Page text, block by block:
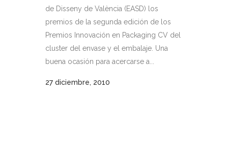
de Disseny de València (EASD) los
premios de la segunda edición de los
Premios Innovación en Packaging CV del
cluster del envase y el embalaje. Una
buena ocasión para acercarse a...
27 diciembre, 2010